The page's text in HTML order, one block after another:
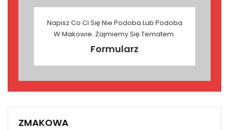
Napisz Co Ci Się Nie Podoba Lub Podoba
W Makowie. Zajmiemy Się Tematem.
Formularz
ZMAKOWA